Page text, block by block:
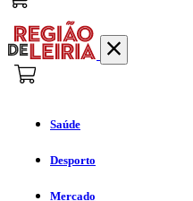
Saúde
Desporto
Mercado